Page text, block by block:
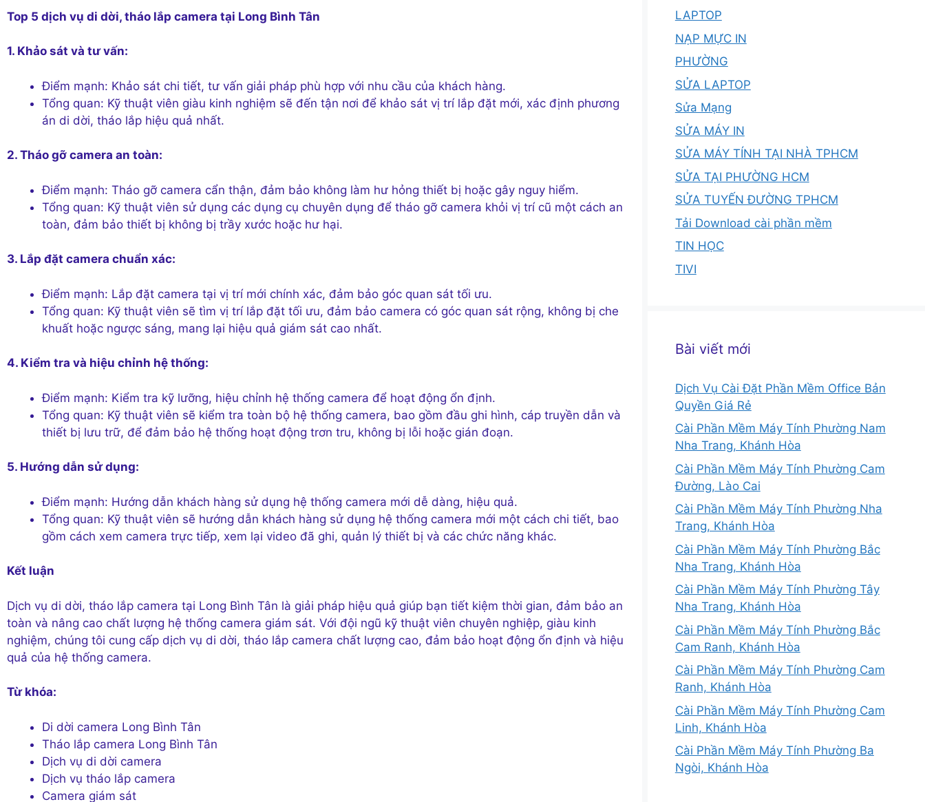
Top 5 dịch vụ di dời, tháo lắp camera tại Long Bình Tân
1. Khảo sát và tư vấn:
Điểm mạnh: Khảo sát chi tiết, tư vấn giải pháp phù hợp với nhu cầu của khách hàng.
Tổng quan: Kỹ thuật viên giàu kinh nghiệm sẽ đến tận nơi để khảo sát vị trí lắp đặt mới, xác định phương
án di dời, tháo lắp hiệu quả nhất.
2. Tháo gỡ camera an toàn:
Điểm mạnh: Tháo gỡ camera cẩn thận, đảm bảo không làm hư hỏng thiết bị hoặc gây nguy hiểm.
Tổng quan: Kỹ thuật viên sử dụng các dụng cụ chuyên dụng để tháo gỡ camera khỏi vị trí cũ một cách an
toàn, đảm bảo thiết bị không bị trầy xước hoặc hư hại.
3. Lắp đặt camera chuẩn xác:
Điểm mạnh: Lắp đặt camera tại vị trí mới chính xác, đảm bảo góc quan sát tối ưu.
Tổng quan: Kỹ thuật viên sẽ tìm vị trí lắp đặt tối ưu, đảm bảo camera có góc quan sát rộng, không bị che
khuất hoặc ngược sáng, mang lại hiệu quả giám sát cao nhất.
4. Kiểm tra và hiệu chỉnh hệ thống:
Điểm mạnh: Kiểm tra kỹ lưỡng, hiệu chỉnh hệ thống camera để hoạt động ổn định.
Tổng quan: Kỹ thuật viên sẽ kiểm tra toàn bộ hệ thống camera, bao gồm đầu ghi hình, cáp truyền dẫn và
thiết bị lưu trữ, để đảm bảo hệ thống hoạt động trơn tru, không bị lỗi hoặc gián đoạn.
5. Hướng dẫn sử dụng:
Điểm mạnh: Hướng dẫn khách hàng sử dụng hệ thống camera mới dễ dàng, hiệu quả.
Tổng quan: Kỹ thuật viên sẽ hướng dẫn khách hàng sử dụng hệ thống camera mới một cách chi tiết, bao
gồm cách xem camera trực tiếp, xem lại video đã ghi, quản lý thiết bị và các chức năng khác.
Kết luận
Dịch vụ di dời, tháo lắp camera tại Long Bình Tân là giải pháp hiệu quả giúp bạn tiết kiệm thời gian, đảm bảo an
toàn và nâng cao chất lượng hệ thống camera giám sát. Với đội ngũ kỹ thuật viên chuyên nghiệp, giàu kinh
nghiệm, chúng tôi cung cấp dịch vụ di dời, tháo lắp camera chất lượng cao, đảm bảo hoạt động ổn định và hiệu
quả của hệ thống camera.
Từ khóa:
Di dời camera Long Bình Tân
Tháo lắp camera Long Bình Tân
Dịch vụ di dời camera
Dịch vụ tháo lắp camera
Camera giám sát
LAPTOP
NẠP MỰC IN
PHƯỜNG
SỬA LAPTOP
Sửa Mạng
SỬA MÁY IN
SỬA MÁY TÍNH TẠI NHÀ TPHCM
SỬA TẠI PHƯỜNG HCM
SỬA TUYẾN ĐƯỜNG TPHCM
Tải Download cài phần mềm
TIN HỌC
TIVI
Bài viết mới
Dịch Vụ Cài Đặt Phần Mềm Office Bản
Quyền Giá Rẻ
Cài Phần Mềm Máy Tính Phường Nam
Nha Trang, Khánh Hòa
Cài Phần Mềm Máy Tính Phường Cam
Đường, Lào Cai
Cài Phần Mềm Máy Tính Phường Nha
Trang, Khánh Hòa
Cài Phần Mềm Máy Tính Phường Bắc
Nha Trang, Khánh Hòa
Cài Phần Mềm Máy Tính Phường Tây
Nha Trang, Khánh Hòa
Cài Phần Mềm Máy Tính Phường Bắc
Cam Ranh, Khánh Hòa
Cài Phần Mềm Máy Tính Phường Cam
Ranh, Khánh Hòa
Cài Phần Mềm Máy Tính Phường Cam
Linh, Khánh Hòa
Cài Phần Mềm Máy Tính Phường Ba
Ngòi, Khánh Hòa